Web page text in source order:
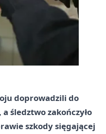
doprowadzili do
śledztwo zakończyło
szkody sięgającej